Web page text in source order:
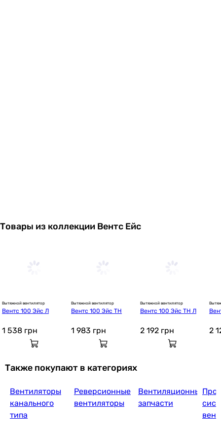
Товары из коллекции Вентс Ейс
Вытяжной вентилятор
Вентс 100 Эйс Л
1 538 грн
Вытяжной вентилятор
Вентс 100 Эйс ТН
1 983 грн
Вытяжной вентилятор
Вентс 100 Эйс ТН Л
2 192 грн 2
Также покупают в категориях
Вентиляторы
канального
типа
Реверсионные
вентиляторы
Вентиляционные
запчасти